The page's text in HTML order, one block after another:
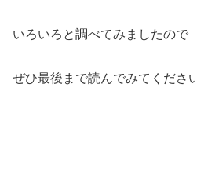
いろいろと調べてみましたので
ぜひ最後まで読んでみてくださ